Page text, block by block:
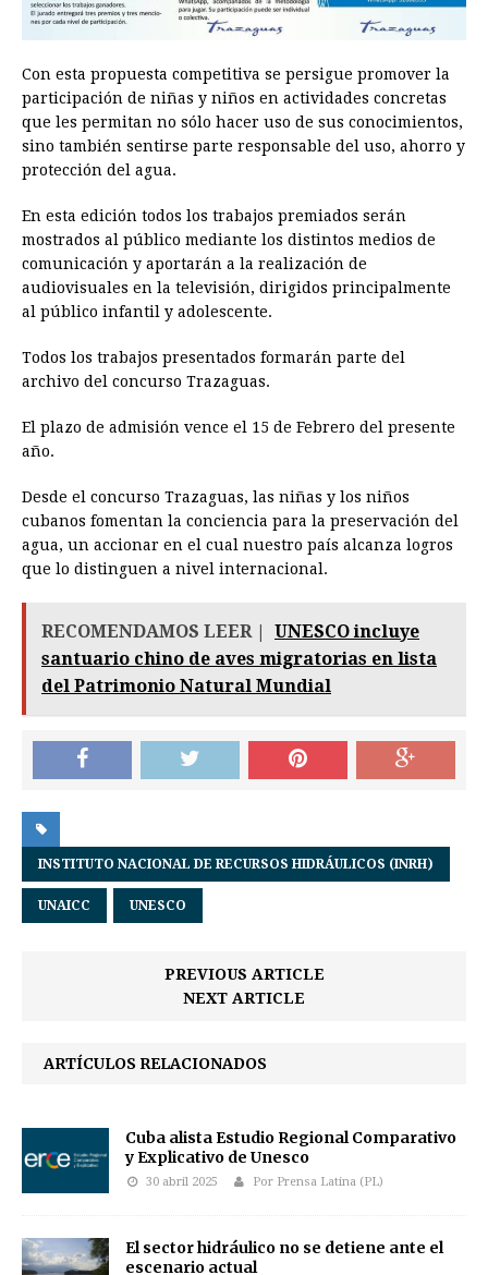
Con esta propuesta competitiva se persigue promover la
participación de niñas y niños en actividades concretas
que les permitan no sólo hacer uso de sus conocimientos,
sino también sentirse parte responsable del uso, ahorro y
protección del agua.
En esta edición todos los trabajos premiados serán
mostrados al público mediante los distintos medios de
comunicación y aportarán a la realización de
audiovisuales en la televisión, dirigidos principalmente
al público infantil y adolescente.
Todos los trabajos presentados formarán parte del
archivo del concurso Trazaguas.
El plazo de admisión vence el 15 de Febrero del presente
año.
Desde el concurso Trazaguas, las niñas y los niños
cubanos fomentan la conciencia para la preservación del
agua, un accionar en el cual nuestro país alcanza logros
que lo distinguen a nivel internacional.
RECOMENDAMOS LEER |
UNESCO incluye
santuario chino de aves migratorias en lista
del Patrimonio Natural Mundial
INSTITUTO NACIONAL DE RECURSOS HIDRÁULICOS (INRH)
UNAICC UNESCO
PREVIOUS ARTICLE
NEXT ARTICLE
ARTÍCULOS RELACIONADOS
Cuba alista Estudio Regional Comparativo
y Explicativo de Unesco
30 abril 2025 Por Prensa Latina (PL)
El sector hidráulico no se detiene ante el
escenario actual